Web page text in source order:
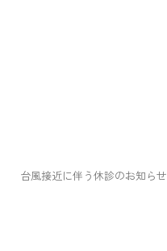
台風接近に伴う休診のお知らせ